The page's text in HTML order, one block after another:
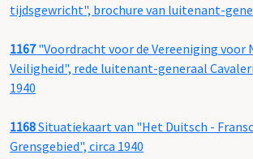
tijdsgewricht", brochure van luitenant-
1167"Voordracht voor de Vereeniging voor
Veiligheid", rede luitenant-generaal
1940
1168Situatiekaart van "Het Duitsch -
Grensgebied", circa 1940